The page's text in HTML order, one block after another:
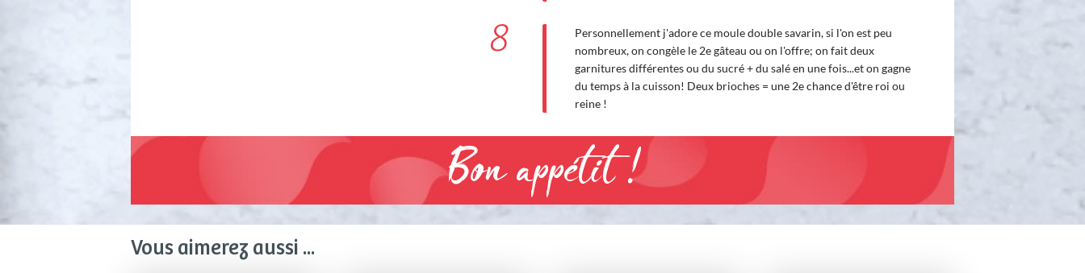
8
Personnellement j'adore ce moule double savarin, si l'on est peu
nombreux, on congèle le 2e gâteau ou on l'offre; on fait deux
garnitures différentes ou du sucré + du salé en une fois...et on gagne
du temps à la cuisson! Deux brioches = une 2e chance d'être roi ou
reine !
Bon appétit !
Vous aimerez aussi ...